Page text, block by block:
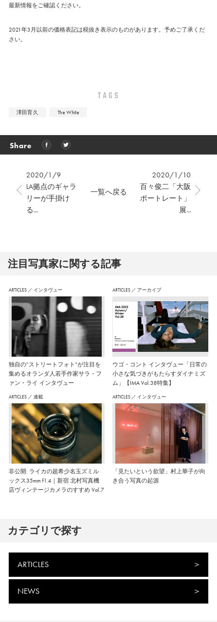
最新情報をご確認ください。
2021年3月以前の価格表記は税抜き表示のものがあります。予めご了承くだ
さい。
TAGS
澤田育久 The White
Share
2020/1/9
LA拠点のギャラ
リーが手掛け
る...
2020/1/10
百々俊二「大阪
ポートレート」
展...
一覧へ戻る
注⽬写真家に関する記事
ARTICLES ／ インタヴュー
独自の“ストリートフォト”が注目を
集めるオランダ人若手作家サラ・フ
ァン・ライ インタヴュー
ARTICLES ／ アーカイブ
ウゴ・コント インタヴュー「日常の
小さな気づきがもたらすダイナミズ
ム」【IMA Vol.38特集】
ARTICLES ／ 連載
非公開: ライカの超希少名玉ズミル
ックス35mm f1.4｜新宿 北村写真機
店ヴィンテージカメラのすすめ Vol.7
ARTICLES ／ インタヴュー
「見たいという欲望」村上華子が向
き合う写真の起源
カテゴリで探す
ARTICLES
NEWS